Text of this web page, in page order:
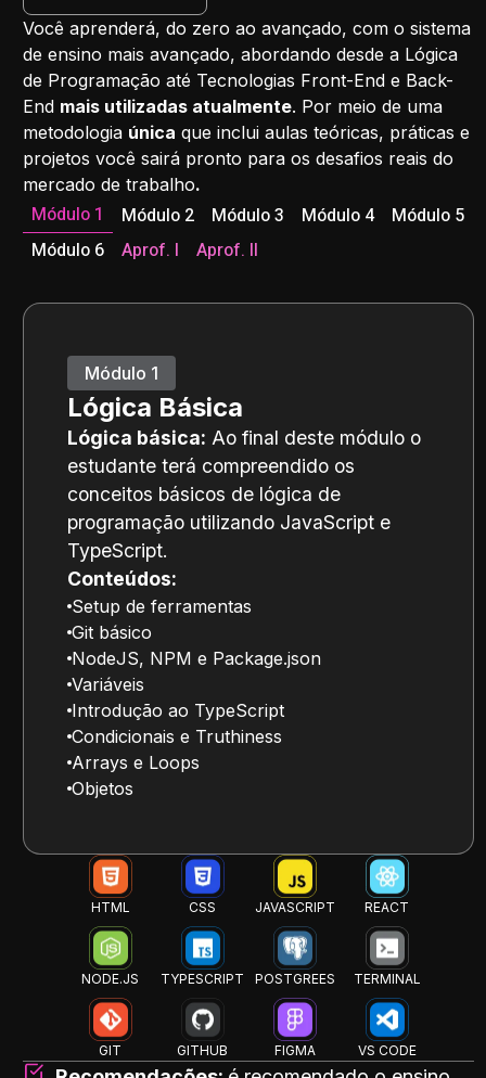
Você aprenderá, do zero ao avançado, com o sistema
de ensino mais avançado, abordando desde a Lógica
de Programação até Tecnologias Front-End e Back-
End mais utilizadas atualmente. Por meio de uma
metodologia única que inclui aulas teóricas, práticas e
projetos você sairá pronto para os desafios reais do
mercado de trabalho.
Módulo 1 Módulo 2 Módulo 3 Módulo 4
Módulo 5
Módulo 6
Aprof. I Aprof. II
Módulo 1
Lógica Básica
Lógica básica: Ao final deste módulo o
estudante terá compreendido os
conceitos básicos de lógica de
programação utilizando JavaScript e
TypeScript.
Conteúdos:
Setup de ferramentas
Git básico
NodeJS, NPM e Package.json
Variáveis
Introdução ao TypeScript
Condicionais e Truthiness
Arrays e Loops
Objetos
HTML CSS JAVASCRIPT REACT
NODE.JS TYPESCRIPT POSTGREES TERMINAL
GIT GITHUB FIGMA VS CODE